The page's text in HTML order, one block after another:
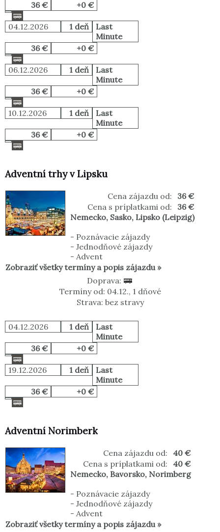
36 € +0 €
04.12.2026 1 deň
Last
Minute
36 €
+0 €
06.12.2026 1 deň
Last
Minute
36 €
+0 €
10.12.2026 1 deň
Last
Minute
36 €
+0 €
Adventní trhy v Lipsku
Cena zájazdu od:
36 €
Cena s príplatkami od:
36 €
Nemecko, Sasko, Lipsko (Leipzig)
- Poznávacie zájazdy
- Jednodňové zájazdy
- Advent
Zobraziť všetky termíny a popis zájazdu »
Doprava:
Termíny od: 04.12., 1 dňové
Strava: bez stravy
04.12.2026 1 deň
Last
Minute
36 €
+0 €
19.12.2026 1 deň
Last
Minute
36 €
+0 €
Adventní Norimberk
Cena zájazdu od:
40 €
Cena s príplatkami od:
40 €
Nemecko, Bavorsko, Norimberg
- Poznávacie zájazdy
- Jednodňové zájazdy
- Advent
Zobraziť všetky termíny a popis zájazdu »